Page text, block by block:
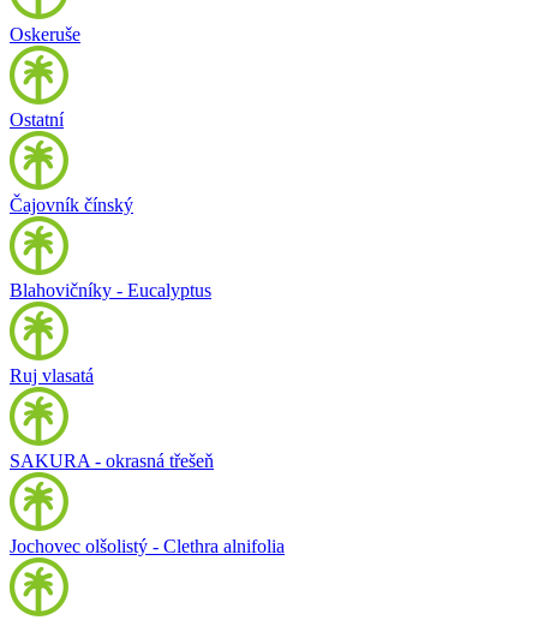
Oskeruše
Ostatní
Čajovník čínský
Blahovičníky - Eucalyptus
Ruj vlasatá
SAKURA - okrasná třešeň
Jochovec olšolistý - Clethra alnifolia